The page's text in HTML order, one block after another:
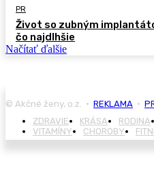
PR
Život so zubným
čo najdlhšie
Načítať ďalšie
© Akčné ženy, o.z. • REKLAMA •
ZDRAVIE
KRÁSA RODINA
VITAMÍNY
CHOROBY